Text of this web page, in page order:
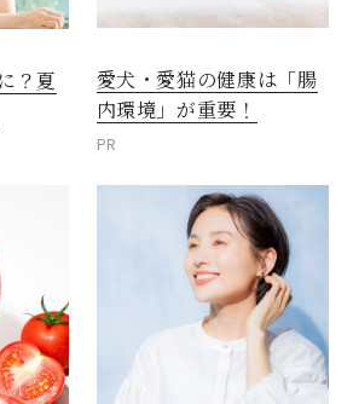
？夏
愛犬・愛猫の健康は「腸
内環境」が重要！
PR